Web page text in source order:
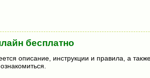
бесплатно
описание, инструкции и правила, а